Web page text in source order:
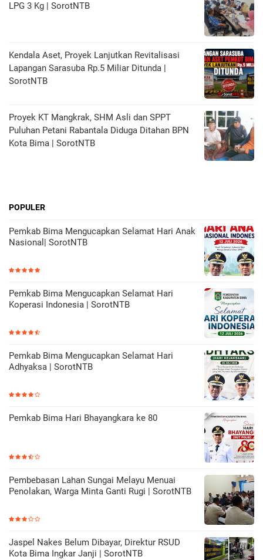
LPG 3 Kg | SorotNTB
Kendala Aset, Proyek Lanjutkan Revitalisasi
Lapangan Sarasuba Rp.5 Miliar Ditunda |
SorotNTB
Proyek KT Mangkrak, SHM Asli dan SPPT
Puluhan Petani Rabantala Diduga Ditahan BPN
Kota Bima | SorotNTB
POPULER
Pemkab Bima Mengucapkan Selamat Hari Anak
Nasional| SorotNTB
Pemkab Bima Mengucapkan Selamat Hari
Koperasi Indonesia | SorotNTB
Pemkab Bima Mengucapkan Selamat Hari
Adhyaksa | SorotNTB
Pemkab Bima Hari Bhayangkara ke 80
Pembebasan Lahan Sungai Melayu Menuai
Penolakan, Warga Minta Ganti Rugi | SorotNTB
Jaspel Nakes Belum Dibayar, Direktur RSUD
Kota Bima Ingkar Janji | SorotNTB